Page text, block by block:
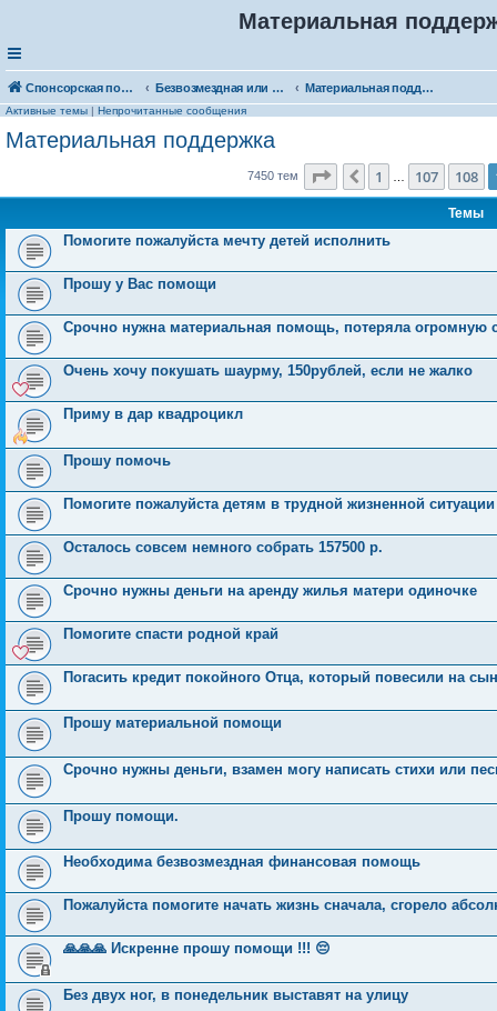
Материальная
Спонсорская помощь. Выберите рубрику для объявления Безвозмездная или условно-безвозмездная помощь Материальная поддержка
Активные темы | Непрочитанные сообщения
Материальная поддержка
7450 тем Страница 109из 149
Пред.
1 107 108
Темы
Помогите пожалуйста мечту детей исполнить
Прошу у Вас помощи
Срочно нужна материальная помощь, потеряла огромную
Очень хочу покушать шаурму, 150рублей, если не жалко
Приму в дар квадроцикл
Прошу помочь
Помогите пожалуйста детям в трудной жизненной ситуации
Осталось совсем немного собрать 157500 р.
Срочно нужны деньги на аренду жилья матери одиночке
Помогите спасти родной край
Погасить кредит покойного Отца, который повесили на
Прошу материальной помощи
Срочно нужны деньги, взамен могу написать стихи или
Прошу помощи.
Необходима безвозмездная финансовая помощь
Пожалуйста помогите начать жизнь сначала, сгорело
🙏🙏🙏 Искренне прошу помощи !!! 😔
Без двух ног, в понедельник выставят на улицу